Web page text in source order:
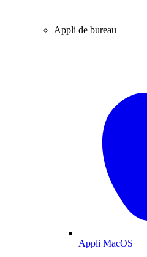
Appli de bureau
Appli MacOS